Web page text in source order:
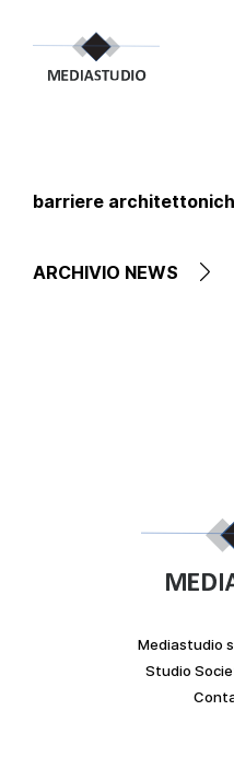
barriere
ARCHIVIO NEWS
Mediastudio
Studio